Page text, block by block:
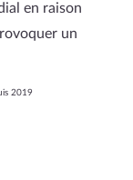
en raison
un
2019